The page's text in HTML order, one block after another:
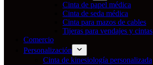
Cinta de papel médica
Cinta de seda médica
Cinta para mazos de cables
Tijeras para vendajes y cintas
Comercio
Personalización
Cinta de kinesiología personalizada